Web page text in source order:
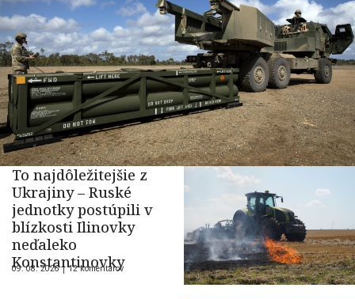
To najdôležitejšie z
Ukrajiny – Ruské
jednotky postúpili v
blízkosti Ilinovky
neďaleko
Konstantinovky
09. 08. 2026 |12 komentárov